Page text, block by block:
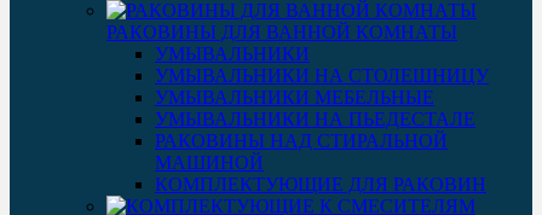
РАКОВИНЫ ДЛЯ ВАННОЙ КОМНАТЫ
УМЫВАЛЬНИКИ
УМЫВАЛЬНИКИ НА СТОЛЕШНИЦУ
УМЫВАЛЬНИКИ МЕБЕЛЬНЫЕ
УМЫВАЛЬНИКИ НА ПЬЕДЕСТАЛЕ
РАКОВИНЫ НАД СТИРАЛЬНОЙ
МАШИНОЙ
КОМПЛЕКТУЮЩИЕ ДЛЯ РАКОВИН